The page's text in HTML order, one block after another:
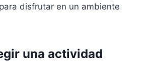
disfrutar en un ambiente
una actividad